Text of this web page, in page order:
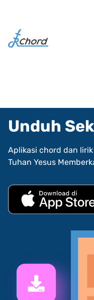
Unduh
Aplikasi chord dan
Tuhan Yesus